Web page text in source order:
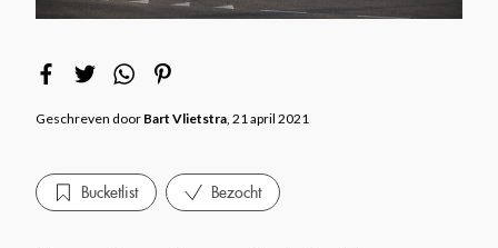
Geschreven door Bart Vlietstra, 21 april 2021
Bucketlist Bezocht